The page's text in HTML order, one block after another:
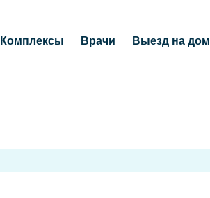
Комплексы Врачи Выезд на дом